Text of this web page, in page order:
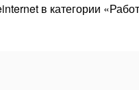
в категории